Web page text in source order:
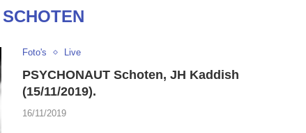
SCHOTEN
Foto's Live
PSYCHONAUT Schoten, JH Kaddish
(15/11/2019).
16/11/2019